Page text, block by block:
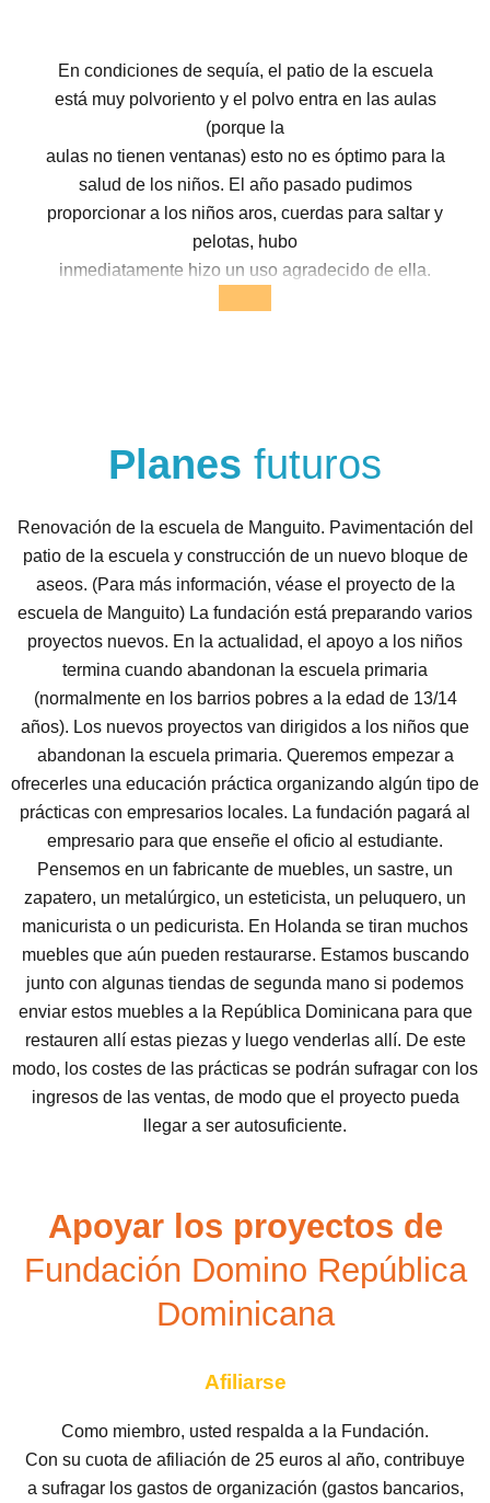
En condiciones de sequía, el patio de la escuela
está muy polvoriento y el polvo entra en las aulas
(porque la
aulas no tienen ventanas) esto no es óptimo para la
salud de los niños. El año pasado pudimos
proporcionar a los niños aros, cuerdas para saltar y
pelotas, hubo
inmediatamente hizo un uso agradecido de ella.
Planes futuros
Renovación de la escuela de Manguito. Pavimentación del
patio de la escuela y construcción de un nuevo bloque de
aseos. (Para más información, véase el proyecto de la
escuela de Manguito) La fundación está preparando varios
proyectos nuevos. En la actualidad, el apoyo a los niños
termina cuando abandonan la escuela primaria
(normalmente en los barrios pobres a la edad de 13/14
años). Los nuevos proyectos van dirigidos a los niños que
abandonan la escuela primaria. Queremos empezar a
ofrecerles una educación práctica organizando algún tipo de
prácticas con empresarios locales. La fundación pagará al
empresario para que enseñe el oficio al estudiante.
Pensemos en un fabricante de muebles, un sastre, un
zapatero, un metalúrgico, un esteticista, un peluquero, un
manicurista o un pedicurista. En Holanda se tiran muchos
muebles que aún pueden restaurarse. Estamos buscando
junto con algunas tiendas de segunda mano si podemos
enviar estos muebles a la República Dominicana para que
restauren allí estas piezas y luego venderlas allí. De este
modo, los costes de las prácticas se podrán sufragar con los
ingresos de las ventas, de modo que el proyecto pueda
llegar a ser autosuficiente.
Apoyar los proyectos de
Fundación Domino República
Dominicana
Afiliarse
Como miembro, usted respalda a la Fundación.
Con su cuota de afiliación de 25 euros al año, contribuye
a sufragar los gastos de organización (gastos bancarios,